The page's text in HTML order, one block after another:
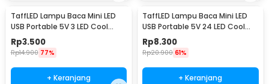
TaffLED Lampu Baca Mini LED
USB Portable 5V 3 LED Cool
White - SMD 5730
Rp3.500
Rp14.900 77%
+ Keranjang
TaffLED Lampu Baca Mini LED
USB Portable 5V 24 LED Cool
White - SMD 5730
Rp8.300
Rp20.900 61%
+ Keranjang